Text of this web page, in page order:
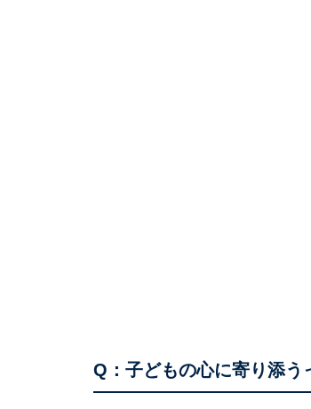
Q：子どもの心に寄り添う